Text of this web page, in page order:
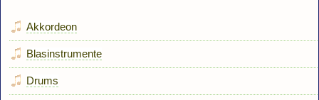
Akkordeon
Blasinstrumente
Drums